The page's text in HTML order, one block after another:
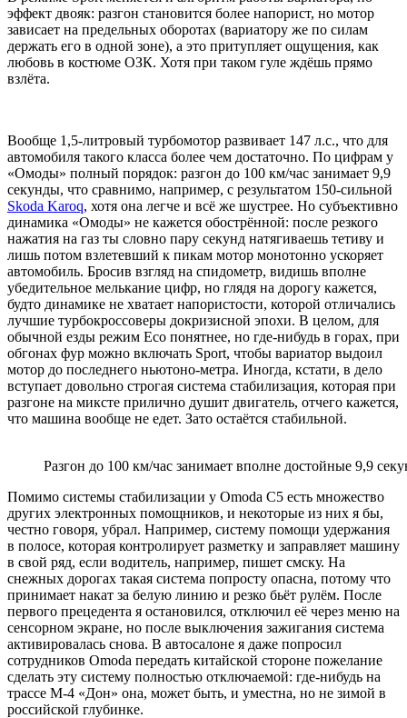
эффект двояк: разгон становится более напорист, но мотор
зависает на предельных оборотах (вариатору же по силам
держать его в одной зоне), а это притупляет ощущения, как
любовь в костюме ОЗК. Хотя при таком гуле ждёшь прямо
взлёта.
Вообще 1,5-литровый турбомотор развивает 147 л.с., что для
автомобиля такого класса более чем достаточно. По цифрам у
«Омоды» полный порядок: разгон до 100 км/час занимает 9,9
секунды, что сравнимо, например, с результатом 150-сильной
Skoda Karoq, хотя она легче и всё же шустрее. Но субъективно
динамика «Омоды» не кажется обострённой: после резкого
нажатия на газ ты словно пару секунд натягиваешь тетиву и
лишь потом взлетевший к пикам мотор монотонно ускоряет
автомобиль. Бросив взгляд на спидометр, видишь вполне
убедительное мелькание цифр, но глядя на дорогу кажется,
будто динамике не хватает напористости, которой отличались
лучшие турбокроссоверы докризисной эпохи. В целом, для
обычной езды режим Eco понятнее, но где-нибудь в горах, при
обгонах фур можно включать Sport, чтобы вариатор выдоил
мотор до последнего ньютоно-метра. Иногда, кстати, в дело
вступает довольно строгая система стабилизация, которая при
разгоне на миксте прилично душит двигатель, отчего кажется,
что машина вообще не едет. Зато остаётся стабильной.
Разгон до 100 км/час занимает вполне достойные 9,9
Помимо системы стабилизации у Omoda C5 есть множество
других электронных помощников, и некоторые из них я бы,
честно говоря, убрал. Например, систему помощи удержания
в полосе, которая контролирует разметку и заправляет машину
в свой ряд, если водитель, например, пишет смску. На
снежных дорогах такая система попросту опасна, потому что
принимает накат за белую линию и резко бьёт рулём. После
первого прецедента я остановился, отключил её через меню на
сенсорном экране, но после выключения зажигания система
активировалась снова. В автосалоне я даже попросил
сотрудников Omoda передать китайской стороне пожелание
сделать эту систему полностью отключаемой: где-нибудь на
трассе М-4 «Дон» она, может быть, и уместна, но не зимой в
российской глубинке.